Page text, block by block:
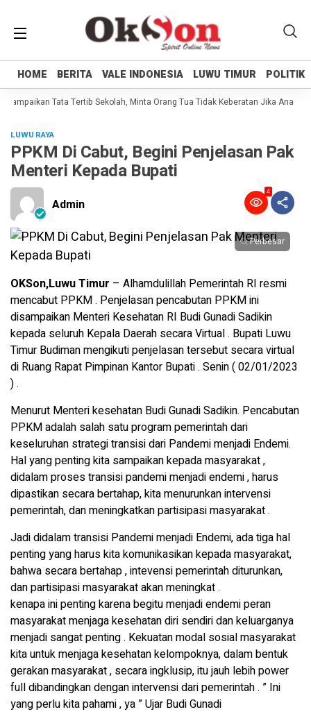
HOME BERITA VALE INDONESIA LUWU TIMUR POLITIK
HOME BERITA VALE INDONESIA LUWU TIMUR POLITIK
Sampaikan Tata Tertib Sekolah, Minta Orang Tua Tidak Keberatan Jika Anaknya
LUWU RAYA
PPKM Di Cabut, Begini Penjelasan Pak
Menteri Kepada Bupati
Admin
4
Perbesar
OKSon,Luwu Timur – Alhamdulillah Pemerintah RI resmi
mencabut PPKM . Penjelasan pencabutan PPKM ini
disampaikan Menteri Kesehatan RI Budi Gunadi Sadikin
kepada seluruh Kepala Daerah secara Virtual . Bupati Luwu
Timur Budiman mengikuti penjelasan tersebut secara virtual
di Ruang Rapat Pimpinan Kantor Bupati . Senin ( 02/01/2023
) .
Menurut Menteri kesehatan Budi Gunadi Sadikin. Pencabutan
PPKM adalah salah satu program pemerintah dari
keseluruhan strategi transisi dari Pandemi menjadi Endemi.
Hal yang penting kita sampaikan kepada masyarakat ,
didalam proses transisi pandemi menjadi endemi , harus
dipastikan secara bertahap, kita menurunkan intervensi
pemerintah, dan meningkatkan partisipasi masyarakat .
Jadi didalam transisi Pandemi menjadi Endemi, ada tiga hal
penting yang harus kita komunikasikan kepada masyarakat,
bahwa secara bertahap , intevensi pemerintah diturunkan,
dan partisipasi masyarakat akan meningkat .
kenapa ini penting karena begitu menjadi endemi peran
masyarakat menjaga kesehatan diri sendiri dan keluarganya
menjadi sangat penting . Kekuatan modal sosial masyarakat
kita untuk menjaga kesehatan kelompoknya, dalam bentuk
gerakan masyarakat , secara ingklusip, itu jauh lebih power
full dibandingkan dengan intervensi dari pemerintah . ” Ini
yang perlu kita pahami , ya ” Ujar Budi Gunadi